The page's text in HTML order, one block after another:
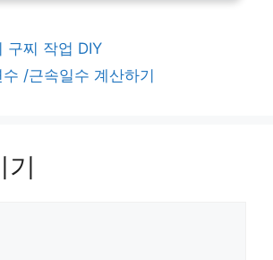
구찌 작업 DIY
/근속일수 계산하기
기